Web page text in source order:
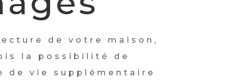
de votre maison,
la possibilité de
de vie supplémentaire